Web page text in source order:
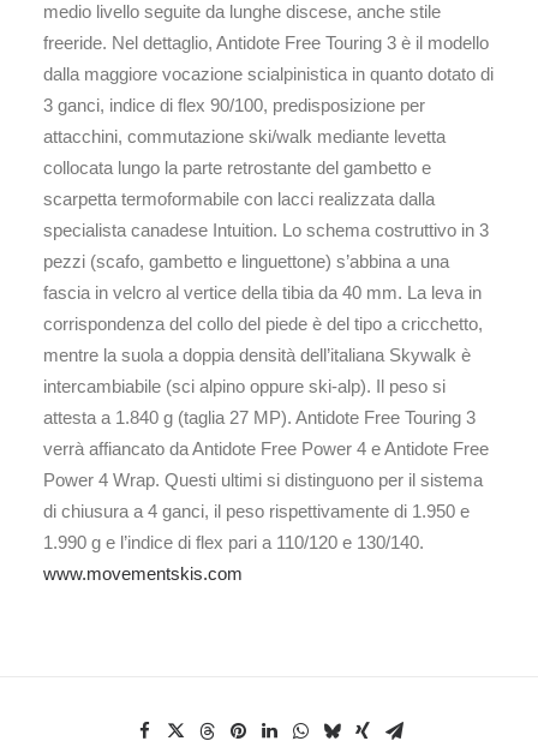
medio livello seguite da lunghe discese, anche stile
freeride. Nel dettaglio, Antidote Free Touring 3 è il modello
dalla maggiore vocazione scialpinistica in quanto dotato di
3 ganci, indice di flex 90/100, predisposizione per
attacchini, commutazione ski/walk mediante levetta
collocata lungo la parte retrostante del gambetto e
scarpetta termoformabile con lacci realizzata dalla
specialista canadese Intuition. Lo schema costruttivo in 3
pezzi (scafo, gambetto e linguettone) s’abbina a una
fascia in velcro al vertice della tibia da 40 mm. La leva in
corrispondenza del collo del piede è del tipo a cricchetto,
mentre la suola a doppia densità dell’italiana Skywalk è
intercambiabile (sci alpino oppure ski-alp). Il peso si
attesta a 1.840 g (taglia 27 MP). Antidote Free Touring 3
verrà affiancato da Antidote Free Power 4 e Antidote Free
Power 4 Wrap. Questi ultimi si distinguono per il sistema
di chiusura a 4 ganci, il peso rispettivamente di 1.950 e
1.990 g e l’indice di flex pari a 110/120 e 130/140.
www.movementskis.com